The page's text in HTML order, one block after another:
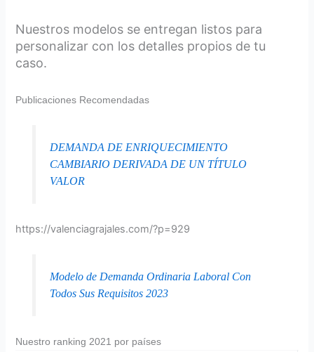
Nuestros modelos se entregan listos para
personalizar con los detalles propios de tu
caso.
Publicaciones Recomendadas
DEMANDA DE ENRIQUECIMIENTO
CAMBIARIO DERIVADA DE UN TÍTULO
VALOR
https://valenciagrajales.com/?p=929
Modelo de Demanda Ordinaria Laboral Con
Todos Sus Requisitos 2023
Nuestro ranking 2021 por países